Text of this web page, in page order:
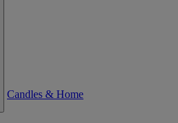
Candles & Home